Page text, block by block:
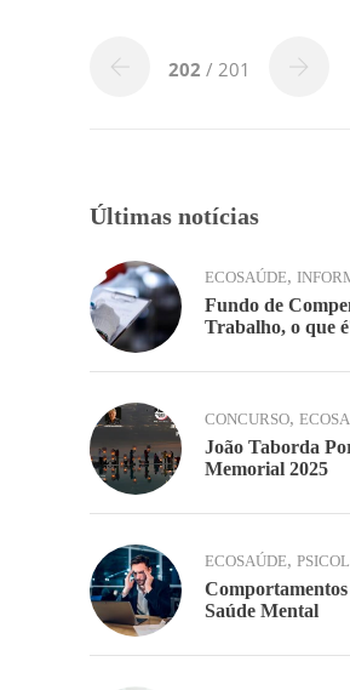
n p
202 / 201
Últimas notícias
ECOSAÚDE,
Fundo de
Trabalho, o que
CONCURSO,
João Taborda
Memorial 2025
ECOSAÚDE,
Saúde Mental